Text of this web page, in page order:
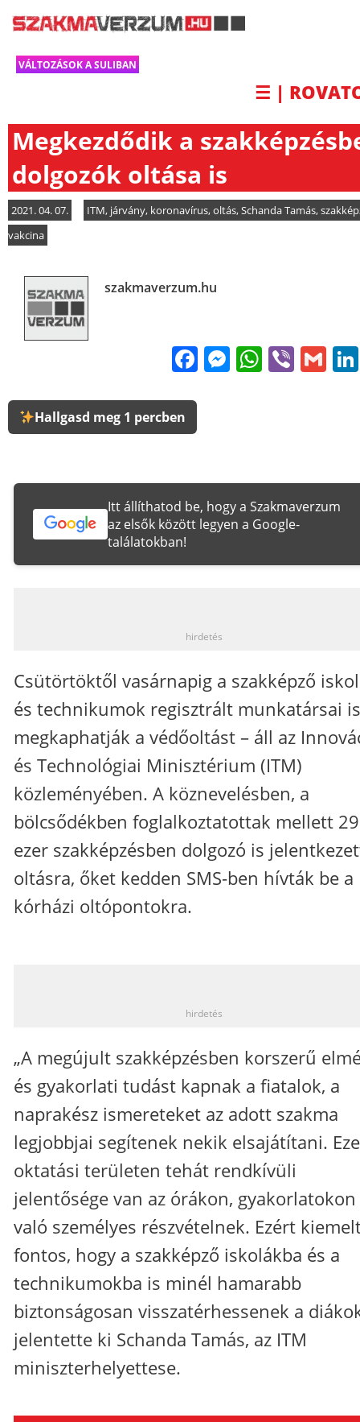
VÁLTOZÁSOK A SULIBAN
☰ |
Megkezdődik a
dolgozók oltása is
2021. 04. 07. ITM, járvány, koronavírus,oltás,Schanda Tamás,
vakcina
szakmaverzum.hu
FacebookViber
Hallgasd meg 1 percben
Itt állíthatod be, hogy a Szakmaverzum
az elsők között legyen a Google-
találatokban!
hirdetés
Csütörtöktől vasárnapig a szakképző
és technikumok regisztrált munkatársai is
megkaphatják a védőoltást – áll az
és Technológiai Minisztérium (ITM)
közleményében. A köznevelésben, a
bölcsődékben foglalkoztatottak mellett 29
ezer szakképzésben dolgozó is
oltásra, őket kedden SMS-ben hívták be a
kórházi oltópontokra.
hirdetés
„A megújult szakképzésben korszerű
és gyakorlati tudást kapnak a fiatalok, a
naprakész ismereteket az adott szakma
legjobbjai segítenek nekik elsajátítani.
oktatási területen tehát rendkívüli
jelentősége van az órákon, gyakorlatokon
való személyes részvételnek. Ezért
fontos, hogy a szakképző iskolákba és a
technikumokba is minél hamarabb
biztonságosan visszatérhessenek a
jelentette ki Schanda Tamás, az ITM
miniszterhelyettese.